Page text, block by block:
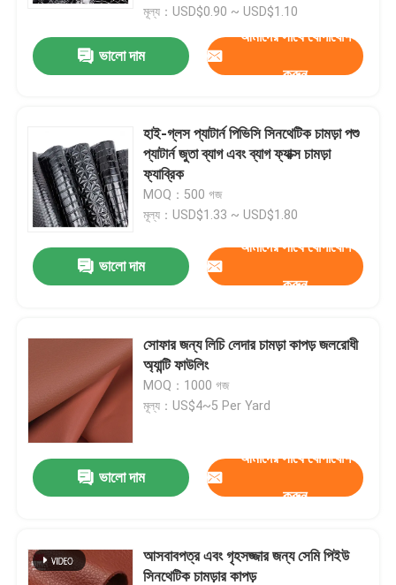
বাড়ি
আমাদের সম্পর্কে
আমাদের সাথে যোগাযোগ করুন
উদ্ধৃতির জন্য আবেদন
পিভিসি ফ্যাক্স লেদার
মাইক্রোফাইবার চামড়া উপাদান
মূল্য：USD$0.90 ~ USD$1.10
ভালো দাম
আমাদের সাথে যোগাযোগ
করুন
হাই-গ্লস প্যাটার্ন পিভিসি সিনথেটিক চামড়া পশু
প্যাটার্ন জুতা ব্যাগ এবং ব্যাগ ফ্যাক্স চামড়া
ফ্যাব্রিক
MOQ：500 গজ
মূল্য：USD$1.33 ~ USD$1.80
ভালো দাম
আমাদের সাথে যোগাযোগ
করুন
সোফার জন্য লিচি লেদার চামড়া কাপড় জলরোধী
অ্যান্টি ফাউলিং
MOQ：1000 গজ
মূল্য：US$4~5 Per Yard
ভালো দাম
আমাদের সাথে যোগাযোগ
করুন
আসবাবপত্র এবং গৃহসজ্জার জন্য সেমি পিইউ
সিনথেটিক চামড়ার কাপড়